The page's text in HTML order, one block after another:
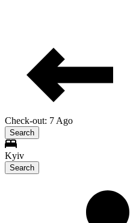
Check-out: 7 Ago
Search
Kyiv
Search